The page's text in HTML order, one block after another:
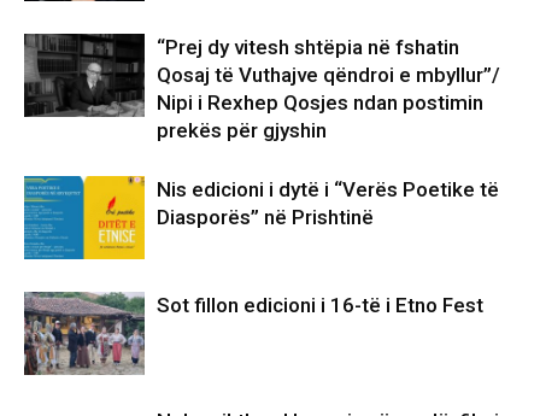
“Prej dy vitesh shtëpia në fshatin
Qosaj të Vuthajve qëndroi e mbyllur”/
Nipi i Rexhep Qosjes ndan postimin
prekës për gjyshin
Nis edicioni i dytë i “Verës Poetike të
Diasporës” në Prishtinë
Sot fillon edicioni i 16-të i Etno Fest